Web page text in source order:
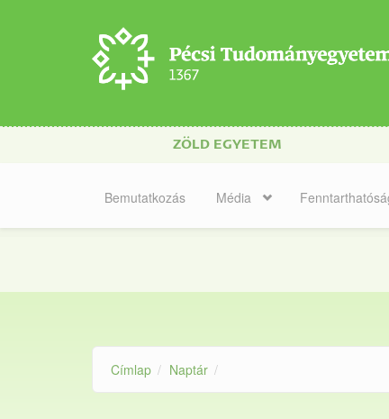
ZÖLD EGYETEM
Bemutatkozás Média
Címlap Naptár